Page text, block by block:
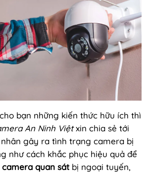
bạn những kiến thức hữu ích thì
An Ninh Việtxin chia sẻ tới
gây ra tình trạng camera bị
như cách khắc phục hiệu quả để
quan sátbị ngoại tuyến,